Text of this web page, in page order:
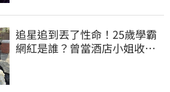
追星追到丟了性命！25歲學霸
網紅是誰？曾當酒店小姐收入